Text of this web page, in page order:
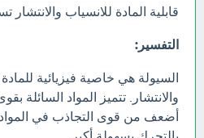
قابلية المادة للانسياب والانتشار
التفسير:
السيولة هي خاصية فيزيائية
والانتشار. تتميز المواد السائلة
أضعف من قوى التجاذب في المواد